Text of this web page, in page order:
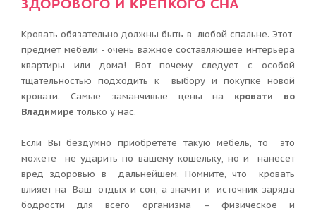
ЗДОРОВОГО И КРЕПКОГО СНА
Кровать обязательно должны быть в любой спальне. Этот
предмет мебели - очень важное составляющее интерьера
квартиры или дома! Вот почему следует с особой
тщательностью подходить к выбору и покупке новой
кровати. Самые заманчивые цены на кровати во
Владимире только у нас.
Если Вы бездумно приобретете такую мебель, то это
можете не ударить по вашему кошельку, но и нанесет
вред здоровью в дальнейшем. Помните, что кровать
влияет на Ваш отдых и сон, а значит и источник заряда
бодрости для всего организма – физическое и